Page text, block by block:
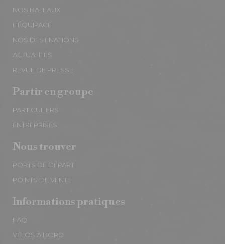
NOS BATEAUX
L'ÉQUIPAGE
NOS DESTINATIONS
ACTUALITÉS
REVUE DE PRESSE
Partir en groupe
PARTICULIERS
ENTREPRISES
Nous trouver
PORTS DE DÉPART
POINTS DE VENTE
Informations pratiques
FAQ
VÉLOS À BORD